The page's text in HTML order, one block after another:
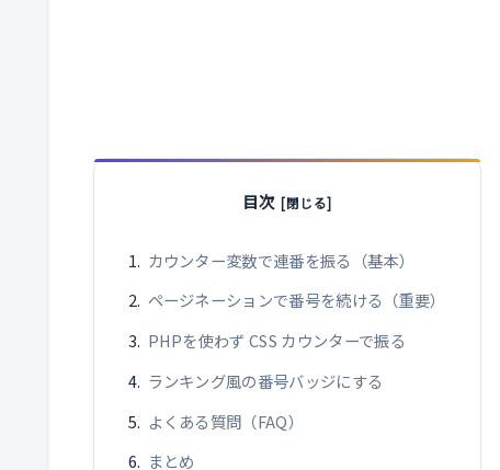
目次
カウンター変数で連番を振る（基本）
ページネーションで番号を続ける（重要）
PHPを使わず CSS カウンターで振る
ランキング風の番号バッジにする
よくある質問（FAQ）
まとめ